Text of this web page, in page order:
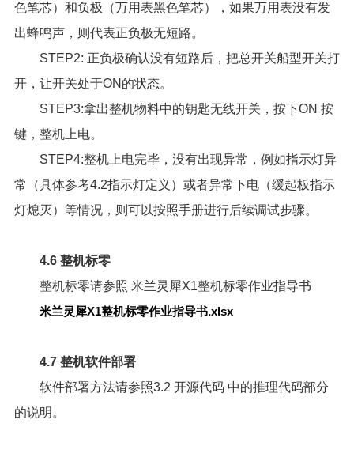
色笔芯）和负极（万用表黑色笔芯），如果万用表没有发
出蜂鸣声，则代表正负极无短路。
STEP2: 正负极确认没有短路后，把总开关船型开关打
开，让开关处于ON的状态。
STEP3:拿出整机物料中的钥匙无线开关，按下ON 按
键，整机上电。
STEP4:整机上电完毕，没有出现异常，例如指示灯异
常（具体参考4.2指示灯定义）或者异常下电（缓起板指示
灯熄灭）等情况，则可以按照手册进行后续调试步骤。
4.6 整机标零
整机标零请参照 米兰灵犀X1整机标零作业指导书
米兰灵犀X1整机标零作业指导书.xlsx
4.7 整机软件部署
软件部署方法请参照3.2 开源代码中的推理代码部分
的说明。